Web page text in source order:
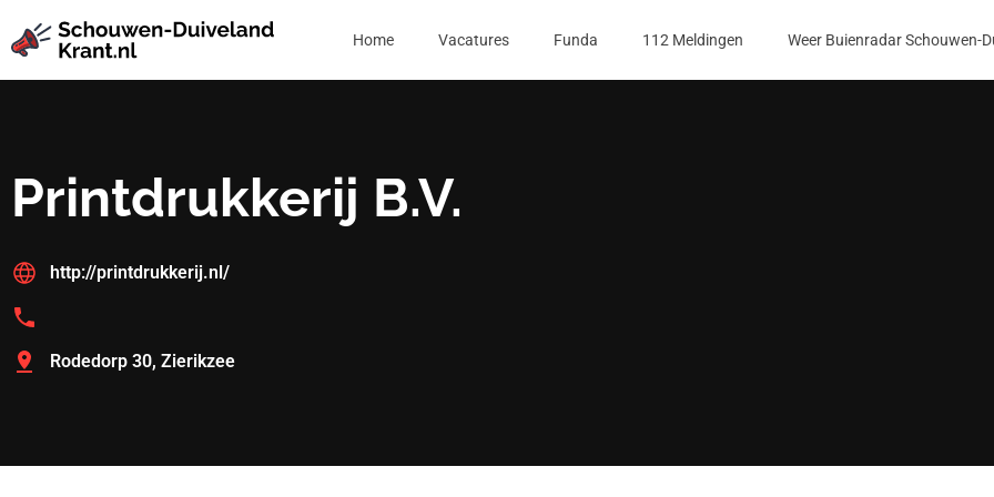
Home Vacatures Funda 112 Meldingen Weer Buienradar Schouwen-
Printdrukkerij B.V.
http://printdrukkerij.nl/
Rodedorp 30, Zierikzee